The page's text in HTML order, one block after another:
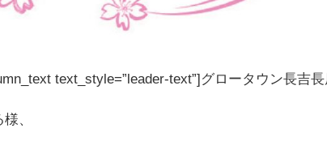
text_style=”leader-text”]グロータウン長吉
、